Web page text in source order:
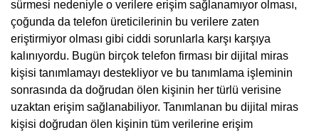
sürmesi nedeniyle o verilere erişim sağlanamıyor olması,
çoğunda da telefon üreticilerinin bu verilere zaten
eriştirmiyor olması gibi ciddi sorunlarla karşı karşıya
kalınıyordu. Bugün birçok telefon firması bir dijital miras
kişisi tanımlamayı destekliyor ve bu tanımlama işleminin
sonrasında da doğrudan ölen kişinin her türlü verisine
uzaktan erişim sağlanabiliyor. Tanımlanan bu dijital miras
kişisi doğrudan ölen kişinin tüm verilerine erişim